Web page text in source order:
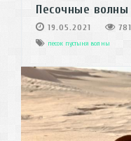
Песочные волны
19.05.2021 781
песок пустыня волны